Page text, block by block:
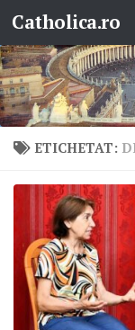
Skip to content
Catholica.ro
ETICHETAT: